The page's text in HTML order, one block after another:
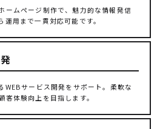
ームページ制作で、魅力的な情報発信
用まで一貫対応可能です。
WEBサービス開発をサポート。柔軟な
体験向上を目指します。